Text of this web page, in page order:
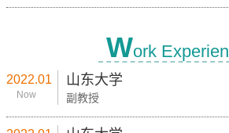
Work
2022.01
Now
山东大学
副教授